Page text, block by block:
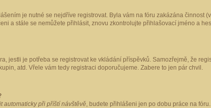
je nutné se nejdříve registrovat. Byla vám na fóru zakázána
a stále se nemůžete přihlásit, znovu zkontrolujte přihlašovací jméno a
jestli je potřeba se registrovat ke vkládání příspěvků. Samozřejmě, že
atd. Vřele vám tedy registraci doporučujeme. Zabere to jen pár chvil.
automaticky při příští návštěvě, budete přihlášeni jen po dobu práce na